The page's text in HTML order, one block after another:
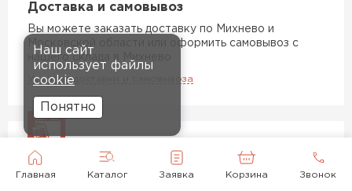
Главная Каталог Заявка Корзина Звонок
Доставка и самовывоз
Вы можете заказать доставку по Михнево и
Московской области или оформить самовывоз с
нашего склада в Михнево
Условия доставки и самовывоза
Оптово и розничная продажа
Наш сайт
использует файлы
cookie
Понятно